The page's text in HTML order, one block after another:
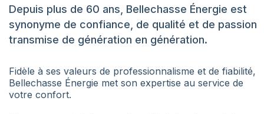
Depuis plus de 60 ans, Bellechasse Énergie est
synonyme de confiance, de qualité et de passion
transmise de génération en génération.
Fidèle à ses valeurs de professionnalisme et de fiabilité,
Bellechasse Énergie met son expertise au service de
votre confort.